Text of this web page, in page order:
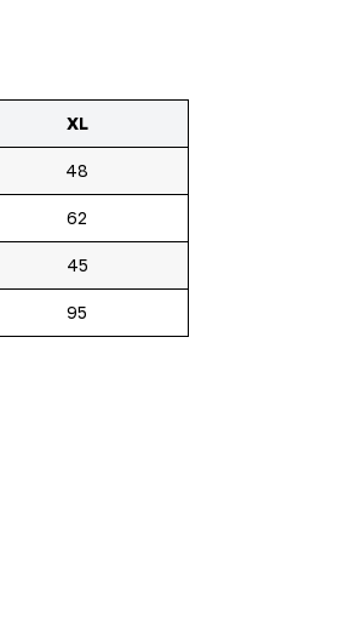
XL
48
62
45
95